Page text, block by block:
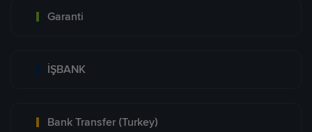
Garanti
İŞBANK
Bank Transfer (Turkey)